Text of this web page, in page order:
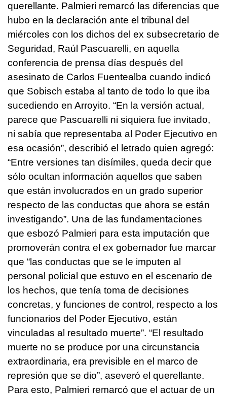
querellante. Palmieri remarcó las diferencias que
hubo en la declaración ante el tribunal del
miércoles con los dichos del ex subsecretario de
Seguridad, Raúl Pascuarelli, en aquella
conferencia de prensa días después del
asesinato de Carlos Fuentealba cuando indicó
que Sobisch estaba al tanto de todo lo que iba
sucediendo en Arroyito. “En la versión actual,
parece que Pascuarelli ni siquiera fue invitado,
ni sabía que representaba al Poder Ejecutivo en
esa ocasión”, describió el letrado quien agregó:
“Entre versiones tan disímiles, queda decir que
sólo ocultan información aquellos que saben
que están involucrados en un grado superior
respecto de las conductas que ahora se están
investigando”. Una de las fundamentaciones
que esbozó Palmieri para esta imputación que
promoverán contra el ex gobernador fue marcar
que “las conductas que se le imputen al
personal policial que estuvo en el escenario de
los hechos, que tenía toma de decisiones
concretas, y funciones de control, respecto a los
funcionarios del Poder Ejecutivo, están
vinculadas al resultado muerte”. “El resultado
muerte no se produce por una circunstancia
extraordinaria, era previsible en el marco de
represión que se dio”, aseveró el querellante.
Para esto, Palmieri remarcó que el actuar de un